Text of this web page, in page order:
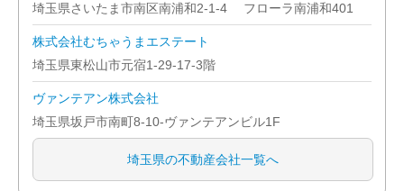
川越市
北本市
行田市
埼玉県さいたま市南区南浦和2-1-4 フローラ南浦和401
株式会社むちゃうまエステート
埼玉県東松山市元宿1-29-17-3階
ヴァンテアン株式会社
埼玉県坂戸市南町8-10-ヴァンテアンビル1F
埼玉県の不動産会社一覧へ